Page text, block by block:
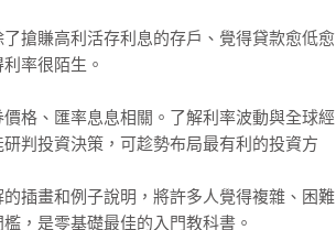
搶賺高利活存利息的存戶、覺得貸款愈低愈
率很陌生。
格、匯率息息相關。了解利率波動與全球經
判投資決策，可趁勢布局最有利的投資方
插畫和例子說明，將許多人覺得複雜、困難
，是零基礎最佳的入門教科書。